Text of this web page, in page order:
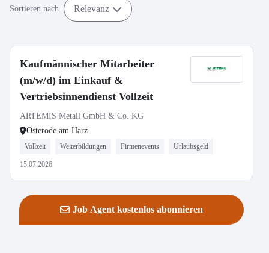
Sortieren nach Relevanz
Kaufmännischer Mitarbeiter
(m/w/d) im Einkauf &
Vertriebsinnendienst Vollzeit
ARTEMIS Metall GmbH & Co. KG
Osterode am Harz
Vollzeit Weiterbildungen Firmenevents Urlaubsgeld
15.07.2026
Job Agent kostenlos abonnieren